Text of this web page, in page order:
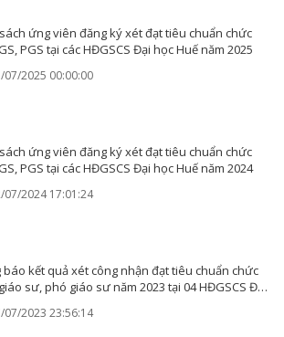
ứng viên đăng ký xét đạt tiêu chuẩn chức
PGS tại các HĐGSCS Đại học Huế năm 2025
07/2025 00:00:00
ứng viên đăng ký xét đạt tiêu chuẩn chức
PGS tại các HĐGSCS Đại học Huế năm 2024
07/2024 17:01:24
báo kết quả xét công nhận đạt tiêu chuẩn chức
phó giáo sư năm 2023 tại 04 HĐGSCS Đại
07/2023 23:56:14